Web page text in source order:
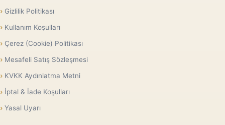
Gizlilik Politikası
Kullanım Koşulları
Çerez (Cookie) Politikası
Mesafeli Satış Sözleşmesi
KVKK Aydınlatma Metni
İptal & İade Koşulları
Yasal Uyarı